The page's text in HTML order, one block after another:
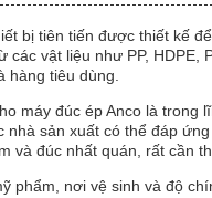
bị tiên tiến được thiết kế
vật liệu như PP, HDPE,
hàng tiêu dùng.
máy đúc ép Anco là trong
sản xuất có thể đáp
và đúc nhất quán, rất cần
phẩm, nơi vệ sinh và độ